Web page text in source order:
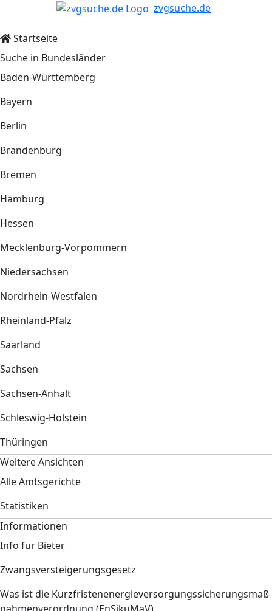
zvgsuche.de
Startseite
Suche in Bundesländer
Baden-Württemberg
Bayern
Berlin
Brandenburg
Bremen
Hamburg
Hessen
Mecklenburg-Vorpommern
Niedersachsen
Nordrhein-Westfalen
Rheinland-Pfalz
Saarland
Sachsen
Sachsen-Anhalt
Schleswig-Holstein
Thüringen
Weitere Ansichten
Alle Amtsgerichte
Statistiken
Informationen
Info für Bieter
Zwangsversteigerungsgesetz
Was ist die Kurzfristenenergieversorgungssicherungsmaß